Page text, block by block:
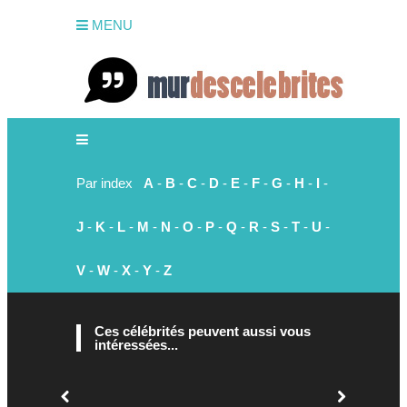
MENU
Par index A - B - C - D - E - F - G - H - I -
J - K - L - M - N - O - P - Q - R - S - T - U -
V - W - X - Y - Z
Ces célébrités peuvent aussi vous
intéressées...